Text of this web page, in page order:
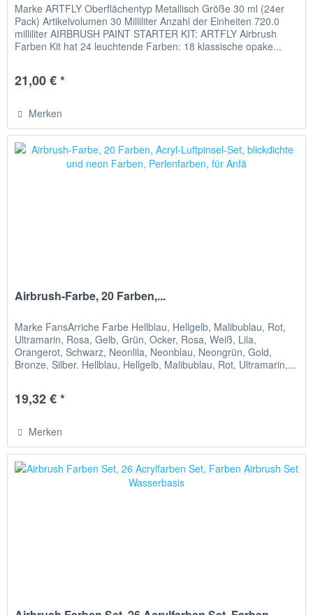
Marke ARTFLY Oberflächentyp Metallisch Größe 30 ml (24er
Pack) Artikelvolumen 30 Milliliter Anzahl der Einheiten 720.0
milliliter AIRBRUSH PAINT STARTER KIT: ARTFLY Airbrush
Farben Kit hat 24 leuchtende Farben: 18 klassische opake...
21,00 € *
Merken
Airbrush-Farbe, 20 Farben,...
Marke FansArriche Farbe Hellblau, Hellgelb, Malibublau, Rot,
Ultramarin, Rosa, Gelb, Grün, Ocker, Rosa, Weiß, Lila,
Orangerot, Schwarz, Neonlila, Neonblau, Neongrün, Gold,
Bronze, Silber. Hellblau, Hellgelb, Malibublau, Rot, Ultramarin,...
19,32 € *
Merken